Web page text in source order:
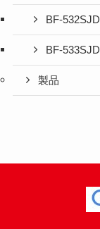
BF-532SJD
BF-533SJD
製品